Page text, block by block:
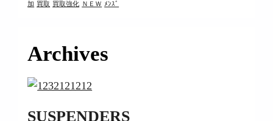
加 買取 買取強化 ＮＥＷ ﾒﾝｽﾞ
Archives
SUSPENDERS